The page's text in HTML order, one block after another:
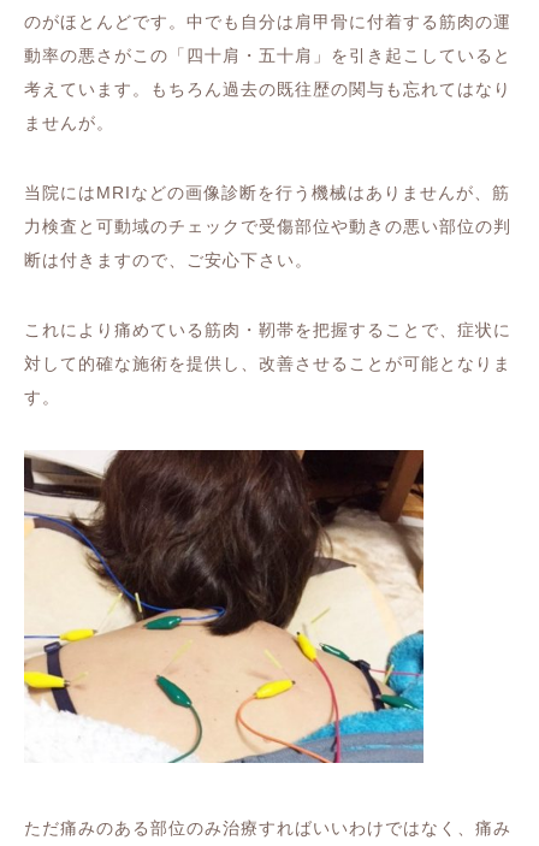
のがほとんどです。中でも自分は肩甲骨に付着する筋肉の運
動率の悪さがこの「四十肩・五十肩」を引き起こしていると
考えています。もちろん過去の既往歴の関与も忘れてはなり
ませんが。
当院にはMRIなどの画像診断を行う機械はありませんが、筋
力検査と可動域のチェックで受傷部位や動きの悪い部位の判
断は付きますので、ご安心下さい。
これにより痛めている筋肉・靭帯を把握することで、症状に
対して的確な施術を提供し、改善させることが可能となりま
す。
ただ痛みのある部位のみ治療すればいいわけではなく、痛み